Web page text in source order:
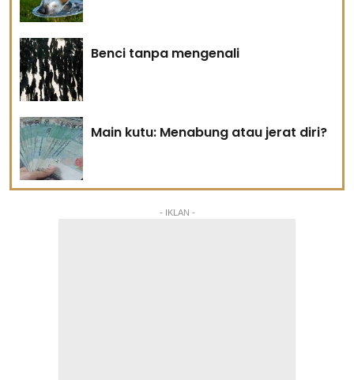
Benci tanpa mengenali
Main kutu: Menabung atau jerat diri?
- IKLAN -